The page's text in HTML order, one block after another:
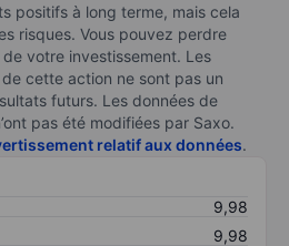
positifs à long terme, mais cela
risques. Vous pouvez perdre
votre investissement. Les
cette action ne sont pas un
futurs. Les données de
pas été modifiées par Saxo.
relatif aux données.
9,98
9,98